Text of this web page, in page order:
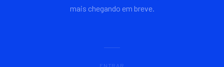
mais chegando em breve.
ENTRAR